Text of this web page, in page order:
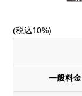
(税込10%)
一般料金